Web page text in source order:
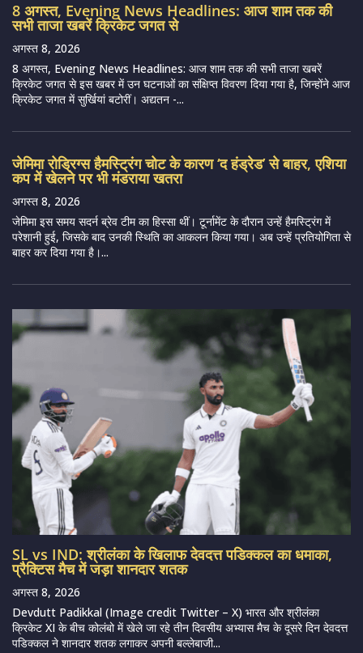
8 अगस्त, Evening News Headlines: आज शाम तक की
सभी ताजा खबरें क्रिकेट जगत से
अगस्त 8, 2026
8 अगस्त, Evening News Headlines: आज शाम तक की सभी ताजा खबरें
क्रिकेट जगत से इस खबर में उन घटनाओं का संक्षिप्त विवरण दिया गया है, जिन्होंने आज
क्रिकेट जगत में सुर्खियां बटोरीं। अद्यतन -...
जेमिमा रोड्रिग्स हैमस्ट्रिंग चोट के कारण ‘द हंड्रेड’ से बाहर, एशिया
कप में खेलने पर भी मंडराया खतरा
अगस्त 8, 2026
जेमिमा इस समय सदर्न ब्रेव टीम का हिस्सा थीं। टूर्नामेंट के दौरान उन्हें हैमस्ट्रिंग में
परेशानी हुई, जिसके बाद उनकी स्थिति का आकलन किया गया। अब उन्हें प्रतियोगिता से
बाहर कर दिया गया है।...
SL vs IND: श्रीलंका के खिलाफ देवदत्त पडिक्कल का धमाका,
प्रैक्टिस मैच में जड़ा शानदार शतक
अगस्त 8, 2026
Devdutt Padikkal (Image credit Twitter – X) भारत और श्रीलंका
क्रिकेट XI के बीच कोलंबो में खेले जा रहे तीन दिवसीय अभ्यास मैच के दूसरे दिन देवदत्त
पडिक्कल ने शानदार शतक लगाकर अपनी बल्लेबाजी...